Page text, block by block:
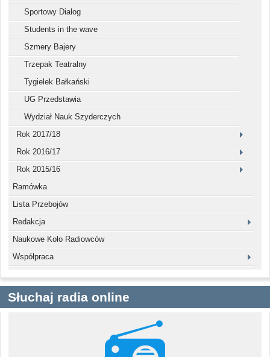
Sportowy Dialog
Students in the wave
Szmery Bajery
Trzepak Teatralny
Tygielek Bałkański
UG Przedstawia
Wydział Nauk Szyderczych
Rok 2017/18
Rok 2016/17
Rok 2015/16
Ramówka
Lista Przebojów
Redakcja
Naukowe Koło Radiowców
Współpraca
Słuchaj radia online